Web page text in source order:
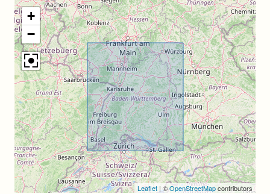
+
−
Leaflet |©OpenStreetMapcontributors